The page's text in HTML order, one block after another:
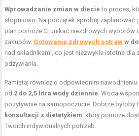
Wprowadzanie zmian w diecie to proces,
stopniowo. Na początek spróbuj zaplanować
plan pomoże Ci unikać niezdrowych wyborów
zakupów. Gotowanie zdrowych potraw w
nad składnikami, co jest niezwykle istotne dla
odżywiania.
Pamiętaj również o odpowiednim
od 2 do 2,5 litra wody dziennie. Woda
pozytywnie na samopoczucie. Dobrze byłoby
konsultacji z dietetykiem, który pomoże
Twoich indywidualnych potrzeb.